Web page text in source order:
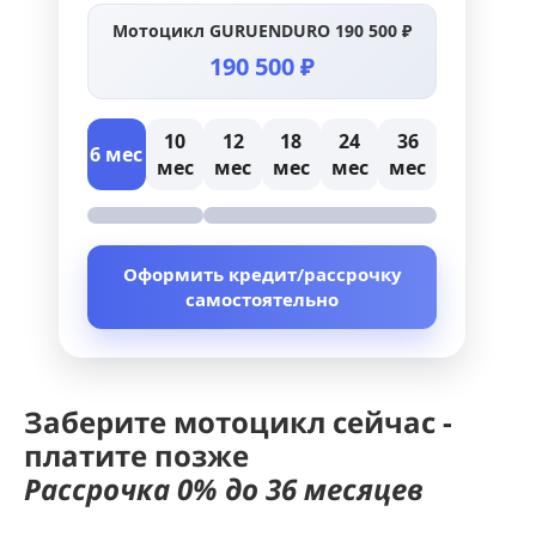
Мотоцикл GURUENDURO 190 500 ₽
190 500 ₽
6 мес
10
мес
12
мес
18
мес
24
мес
36
мес
Оформить кредит/рассрочку
самостоятельно
Заберите мотоцикл сейчас -
платите позже
Рассрочка 0% до 36 месяцев